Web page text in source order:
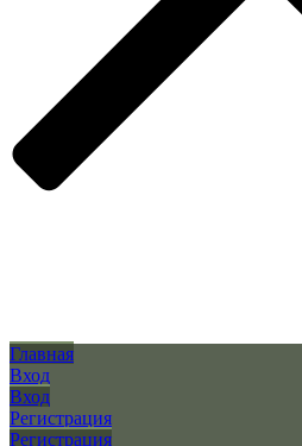
Главная
Вход
Вход
Регистрация
Регистрация